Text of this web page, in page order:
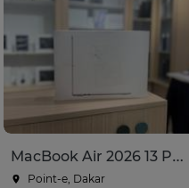
MacBook Air 2026 13 Pouces - M5 | 16GB RAM | 512 - Silver
Point-e, Dakar